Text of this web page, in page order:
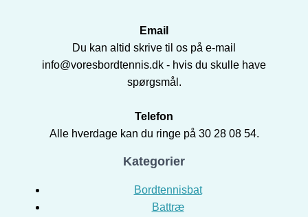
Email
Du kan altid skrive til os på e-mail
info@voresbordtennis.dk - hvis du skulle have
spørgsmål.
Telefon
Alle hverdage kan du ringe på 30 28 08 54.
Kategorier
Bordtennisbat
Battræ